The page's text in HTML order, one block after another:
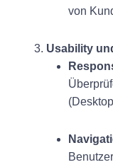
von
3. Usability